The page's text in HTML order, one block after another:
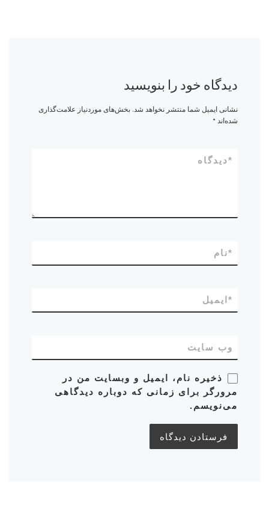
دیدگاه خود را بنویسید
نشانی ایمیل شما منتشر نخواهد شد. بخش‌های موردنیاز علامت‌گذاری
شده‌اند*
دیدگاه*
نام*
ایمیل *
وب‌ سایت
ذخیره نام، ایمیل و وبسایت من در
مرورگر برای زمانی که دوباره دیدگاهی
می‌نویسم.